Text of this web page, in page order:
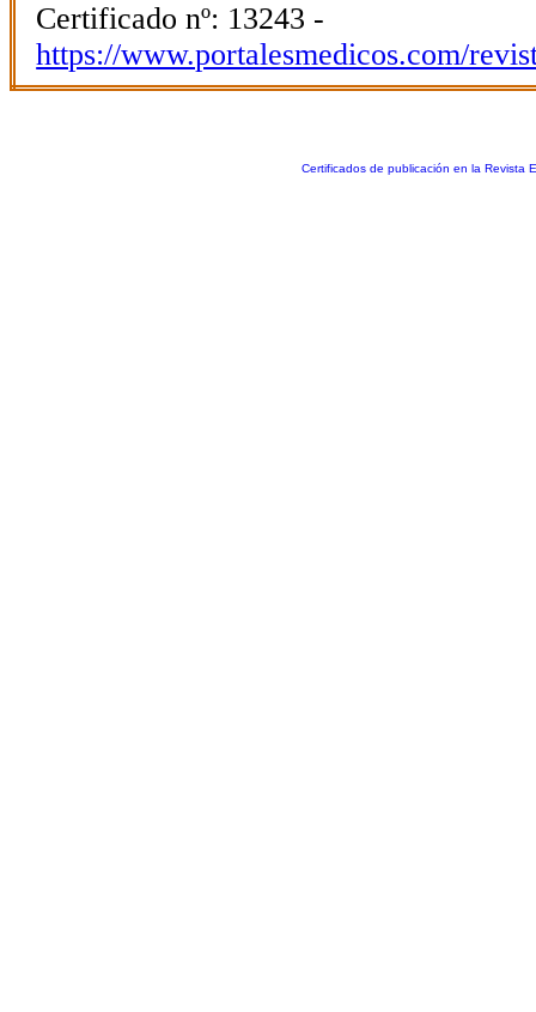
Certificado nº: 13243 -
https://www.portalesmedicos.com/
Certificados de publicación en la Revista